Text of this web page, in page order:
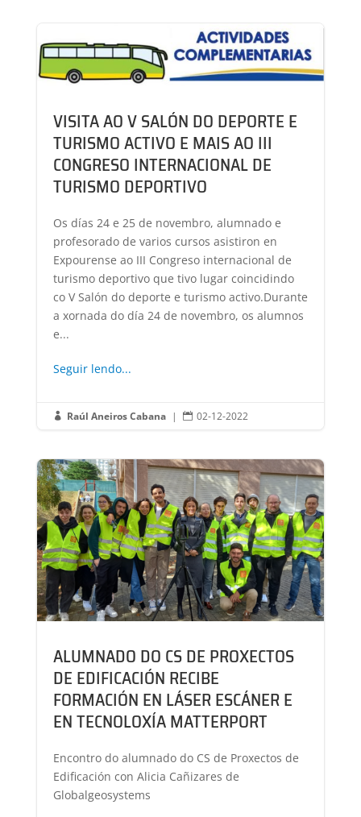
VISITA AO V SALÓN DO DEPORTE E
TURISMO ACTIVO E MAIS AO III
CONGRESO INTERNACIONAL DE
TURISMO DEPORTIVO
Os días 24 e 25 de novembro, alumnado e
profesorado de varios cursos asistiron en
Expourense ao III Congreso internacional de
turismo deportivo que tivo lugar coincidindo
co V Salón do deporte e turismo activo.Durante
a xornada do día 24 de novembro, os alumnos
e...
Seguir lendo...
 Raúl Aneiros Cabana |  02-12-2022
ALUMNADO DO CS DE PROXECTOS
DE EDIFICACIÓN RECIBE
FORMACIÓN EN LÁSER ESCÁNER E
EN TECNOLOXÍA MATTERPORT
Encontro do alumnado do CS de Proxectos de
Edificación con Alicia Cañizares de
Globalgeosystems